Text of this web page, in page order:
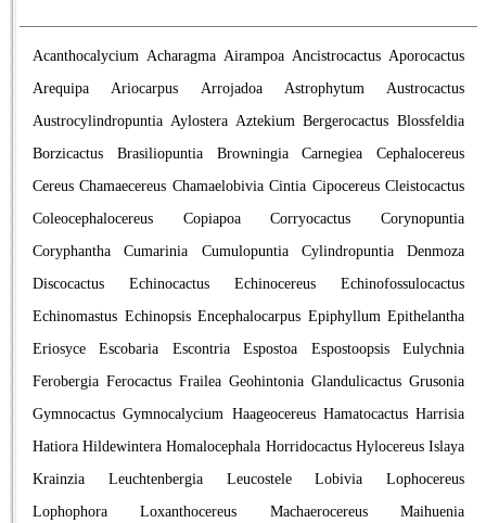
Acanthocalycium Acharagma Airampoa Ancistrocactus Aporocactus
Arequipa
Ariocarpus Arrojadoa Astrophytum
Austrocactus
Austrocylindropuntia Aylostera Aztekium Bergerocactus Blossfeldia
Borzicactus
Brasiliopuntia Browningia Carnegiea
Cephalocereus
Cereus Chamaecereus Chamaelobivia Cintia Cipocereus Cleistocactus
Coleocephalocereus
Copiapoa Corryocactus
Corynopuntia
Coryphantha
Cumarinia Cumulopuntia Cylindropuntia
Denmoza
Discocactus
Echinocactus Echinocereus
Echinofossulocactus
Echinomastus Echinopsis Encephalocarpus Epiphyllum Epithelantha
Eriosyce
Escobaria Escontria Espostoa Espostoopsis
Eulychnia
Ferobergia Ferocactus Frailea Geohintonia Glandulicactus Grusonia
Gymnocactus Gymnocalycium Haageocereus Hamatocactus Harrisia
Hatiora Hildewintera Homalocephala Horridocactus Hylocereus Islaya
Krainzia
Leuchtenbergia Leucostele Lobivia
Lophocereus
Lophophora
Loxanthocereus Machaerocereus Maihuenia